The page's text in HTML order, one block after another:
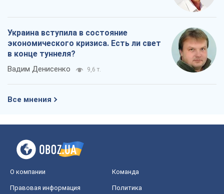
Украина вступила в состояние
экономического кризиса. Есть ли свет
в конце туннеля?
Вадим Денисенко 9,6 т.
Все мнения
О компании Команда
Правовая информация
Политика